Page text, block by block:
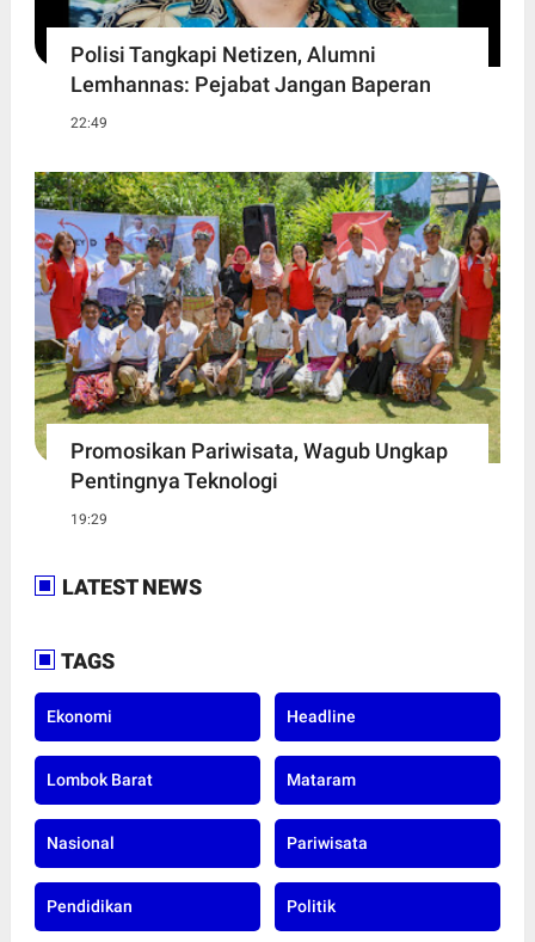
Polisi Tangkapi Netizen, Alumni
Lemhannas: Pejabat Jangan Baperan
22:49
Promosikan Pariwisata, Wagub Ungkap
Pentingnya Teknologi
19:29
LATEST NEWS
TAGS
Ekonomi Headline
Lombok Barat Mataram
Nasional Pariwisata
Pendidikan Politik